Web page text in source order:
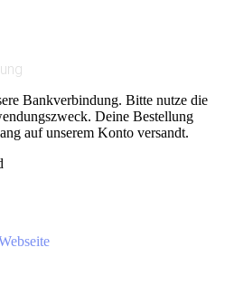
Bankverbindung. Bitte nutze die
Deine Bestellung
auf unserem Konto versandt.